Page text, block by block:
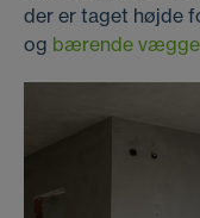
der er taget højde
og bærende vægge